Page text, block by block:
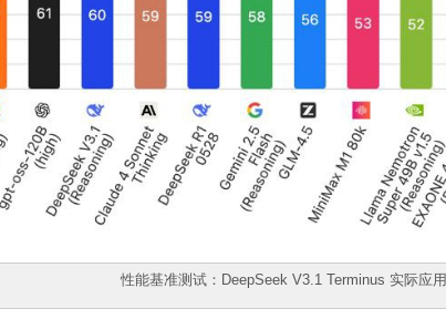
性能基准测试：DeepSeek V3.1 Terminus 实际应用